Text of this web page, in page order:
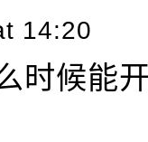
14:20
时候能